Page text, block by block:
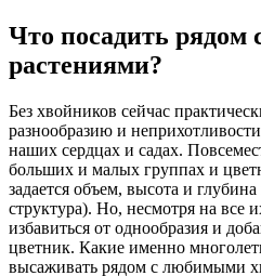
Что посадить рядом
растениями?
Без хвойников сейчас
разнообразию и
наших сердцах и садах.
больших и малых группах и
задается объем, высота и
структура). Но, несмотря на все
избавиться от однообразия и
цветник. Какие именно
высаживать рядом с любимыми